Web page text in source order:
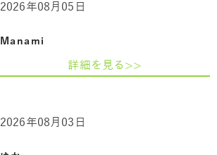
Manami
2026年08月05日
詳細を見る>>
2026年08月03日